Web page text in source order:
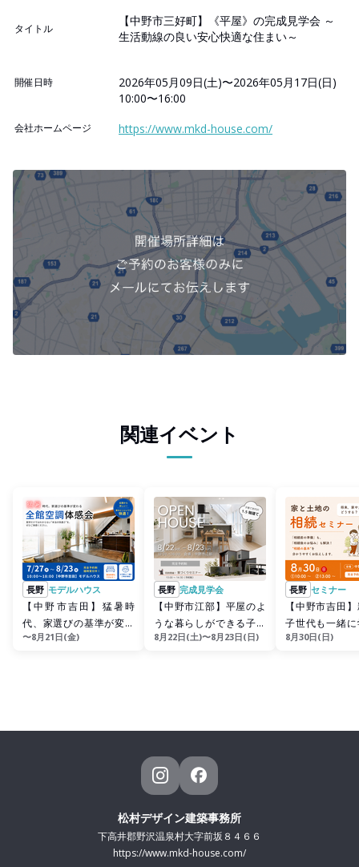
タイトル
【中野市三好町】《平屋》の完成見学会 ～
生活動線の良い安心快適な住まい～
開催日時
2026年05月09日(土)〜2026年05月17日(日)
10:00〜16:00
会社ホームページ https://www.mkd-house.com/
関連イベント
長野 モデルハウス
【中野市吉田】猛暑時
代、家選びの基準が変わ
る！全館空調体感会
〜8月21日(金)
長野 完成見学会
【中野市江部】平屋のよ
うな暮らしができる子育
て世帯の1.5階建て
8月22日(土)〜8月23日(日)
長野 セミナー
【中野市吉田
子世代も一緒
｟家と土地の
8月30日(日)
松村デザイン建築事務所
下高井郡野沢温泉村大字前坂８４６６
https://www.mkd-house.com/